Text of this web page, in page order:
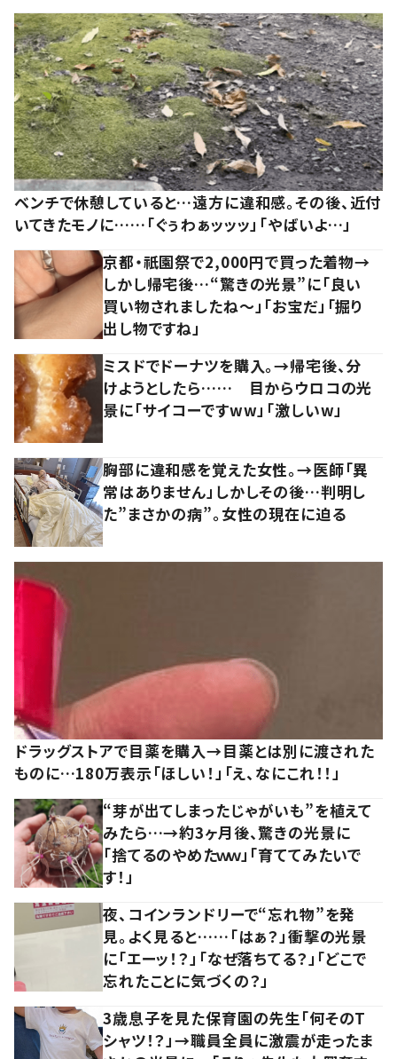
ベンチで休憩していると…遠方に違和感。その後、近付
いてきたモノに……「ぐぅわぁッッッ」「やばいよ…」
京都・祇園祭で2,000円で買った着物→
しかし帰宅後…“驚きの光景”に「良い
買い物されましたね～」「お宝だ」「掘り
出し物ですね」
ミスドでドーナツを購入。→帰宅後、分
けようとしたら…… 目からウロコの光
景に「サイコーですww」「激しいw」
胸部に違和感を覚えた女性。→医師「異
常はありません」しかしその後…判明し
た”まさかの病”。女性の現在に迫る
ドラッグストアで目薬を購入→目薬とは別に渡された
ものに…180万表示「ほしい！」「え、なにこれ！！」
“芽が出てしまったじゃがいも”を植えて
みたら…→約3ヶ月後、驚きの光景に
「捨てるのやめたｗｗ」「育ててみたいで
す！」
夜、コインランドリーで“忘れ物”を発
見。よく見ると……「はぁ？」衝撃の光景
に「エーッ！？」「なぜ落ちてる？」「どこで
忘れたことに気づくの？」
3歳息子を見た保育園の先生「何そのT
シャツ！？」→職員全員に激震が走ったま